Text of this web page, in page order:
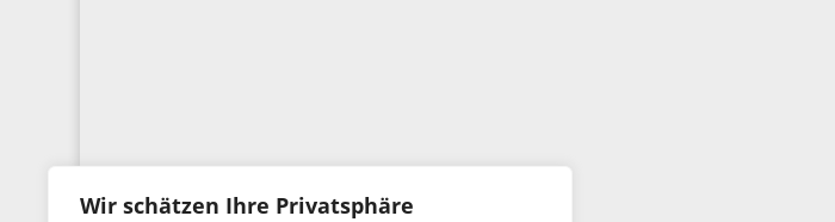
Wir schätzen Ihre Privatsphäre